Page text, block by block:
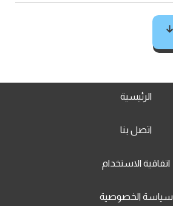
الرئيسية
اتصل بنا
اتفاقية الاستخدام
سياسة الخصوصية